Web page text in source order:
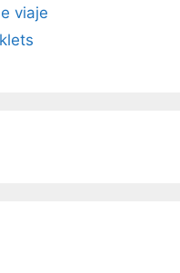
viaje